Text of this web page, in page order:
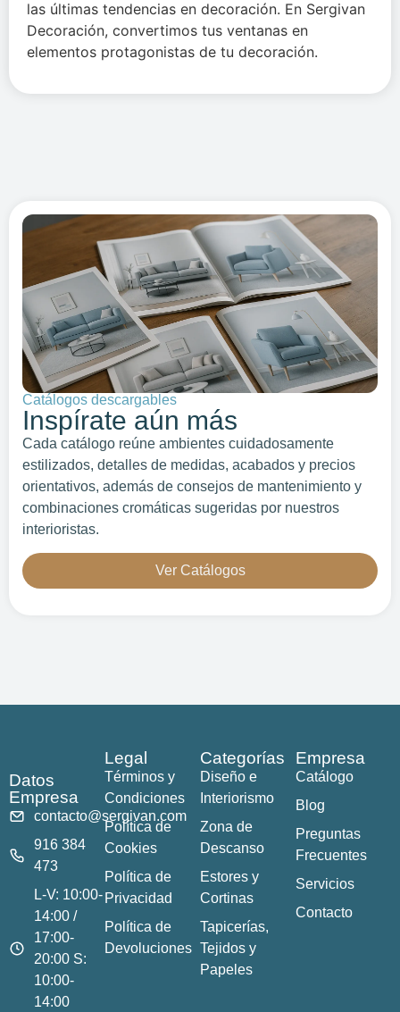
las últimas tendencias en decoración. En Sergivan
Decoración, convertimos tus ventanas en
elementos protagonistas de tu decoración.
Catálogos descargables
Inspírate aún más
Cada catálogo reúne ambientes cuidadosamente
estilizados, detalles de medidas, acabados y precios
orientativos, además de consejos de mantenimiento y
combinaciones cromáticas sugeridas por nuestros
interioristas.
Ver Catálogos
Datos
Empresa
contacto@sergivan.com
916 384
473
L-V: 10:00-
14:00 /
17:00-
20:00 S:
10:00-
14:00
Categorías
Diseño e
Interiorismo
Zona de
Descanso
Estores y
Cortinas
Tapicerías,
Tejidos y
Papeles
Empresa
Catálogo
Blog
Preguntas
Frecuentes
Servicios
Contacto
Legal
Términos y
Condiciones
Política de
Cookies
Política de
Privacidad
Política de
Devoluciones